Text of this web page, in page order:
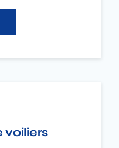
voiliers